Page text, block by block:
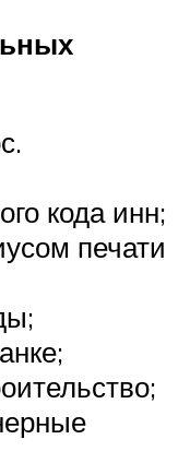
кода инн;
печати